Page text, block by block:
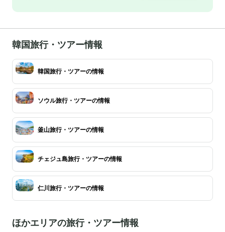
韓国旅行・ツアー情報
韓国旅行・ツアーの情報
ソウル旅行・ツアーの情報
釜山旅行・ツアーの情報
チェジュ島旅行・ツアーの情報
仁川旅行・ツアーの情報
ほかエリアの旅行・ツアー情報